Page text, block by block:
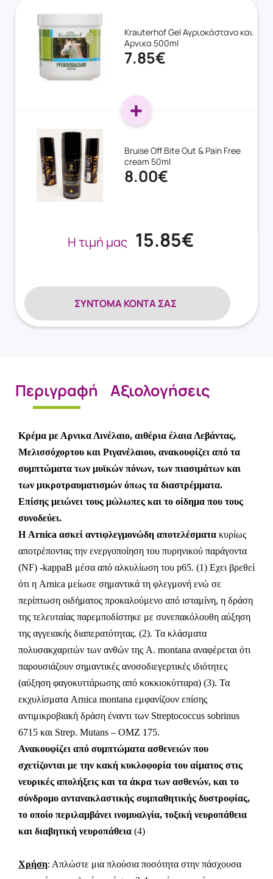
Krauterhof Gel Αγριοκάστανο και
Αρνικα 500ml
7.85€
Bruise Off Bite Out & Pain Free
cream 50ml
8.00€
Η τιμή μας 15.85€
ΣΎΝΤΟΜΑ ΚΟΝΤΆ ΣΑΣ
Περιγραφή Αξιολογήσεις
Κρέμα με Αρνικα Λινέλαιο, αιθέρια έλαια Λεβάντας,
Μελισσόχορτου και Ριγανέλαιου, ανακουφίζει από τα
συμπτώματα των μυϊκών πόνων, των πιασιμάτων και
των μικροτραυματισμών όπως τα διαστρέμματα.
Επίσης μειώνει τους μώλωπες και το οίδημα που τους
συνοδεύει.
Η Arnica ασκεί αντιφλεγμονώδη αποτελέσματα κυρίως
αποτρέποντας την ενεργοποίηση του πυρηνικού παράγοντα
(NF) -kappaB μέσα από αλκυλίωση του p65. (1) Εχει βρεθεί
ότι η Arnica μείωσε σημαντικά τη φλεγμονή ενώ σε
περίπτωση οιδήματος προκαλούμενο από ισταμίνη, η δράση
της τελευταίας παρεμποδίστηκε με συνεπακόλουθη αύξηση
της αγγειακής διαπερατότητας. (2). Τα κλάσματα
πολυσακχαριτών των ανθών της A. montana αναφέρεται ότι
παρουσιάζουν σημαντικές ανοσοδιεγερτικές ιδιότητες
(αύξηση φαγοκυττάρωσης από κοκκιοκύτταρα) (3). Τα
εκχυλίσματα Arnica montana εμφανίζουν επίσης
αντιμικροβιακή δράση έναντι των Streptococcus sobrinus
6715 και Strep. Mutans – ΟΜΖ 175.
Ανακουφίζει από συμπτώματα ασθενειών που
σχετίζονται με την κακή κυκλοφορία του αίματος στις
νευρικές απολήξεις και τα άκρα των ασθενών, και το
σύνδρομο αντανακλαστικής συμπαθητικής δυστροφίας,
το οποίο περιλαμβάνει ινομυαλγία, τοξική νευροπάθεια
και διαβητική νευροπάθεια (4)
Χρήση: Απλώστε μια πλούσια ποσότητα στην πάσχουσα